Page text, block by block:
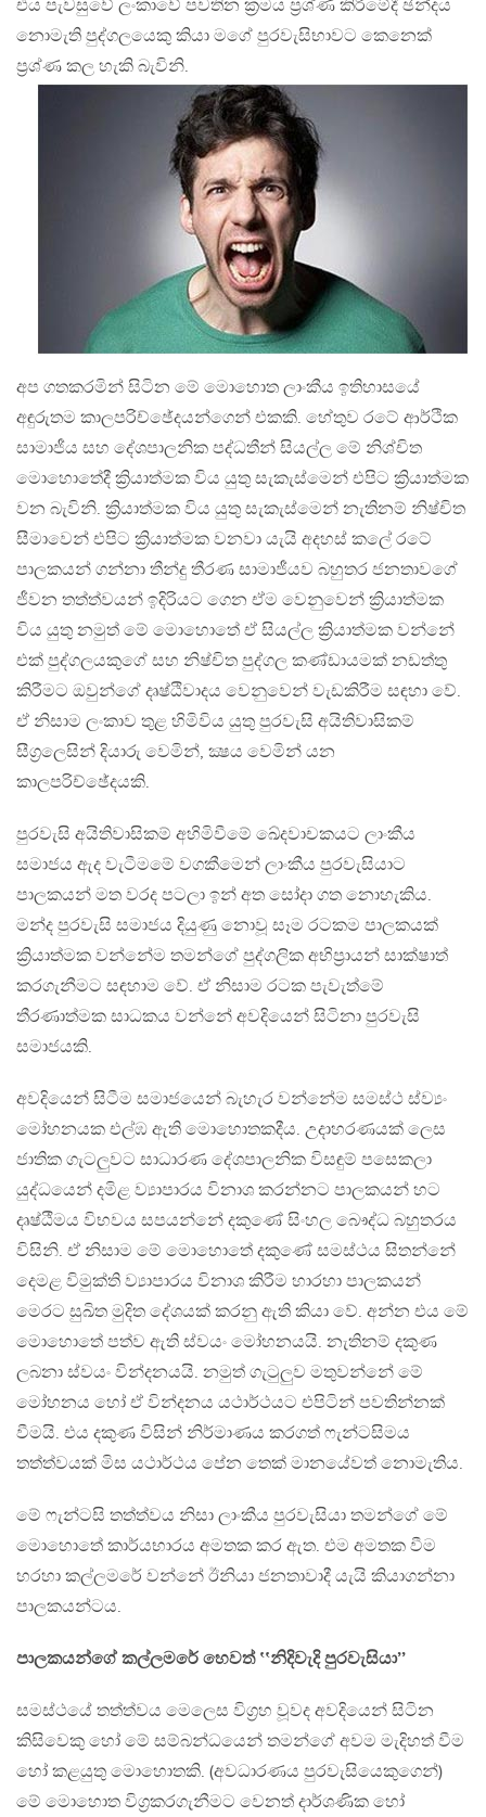
එය පැවසුවේ ලංකාවේ පවතින ක්‍රමය ප්‍රශ්ණ කිරීමේදී ඡන්දය
නොමැති පුද්ගලයෙකු කියා මගේ පුරවැසිභාවට කෙනෙක්
ප්‍රශ්ණ කල හැකි බැවිනි.
අප ගතකරමින් සිටින මේ මොහොත ලාංකීය ඉතිහාසයේ
අඳුරුතම කාලපරිච්ඡේදයන්ගෙන් එකකි. හේතුව රටේ ආර්ථික
සාමාජීය සහ දේශපාලනික පද්ධතීන් සියල්ල මේ නිශ්චිත
මොහොතේදී ක්‍රියාත්මක විය යුතු සැකැස්මෙන් එපිට ක්‍රියාත්මක
වන බැවිනි. ක්‍රියාත්මක විය යුතු සැකැස්මෙන් නැතිනම් නිෂ්චිත
සීමාවෙන් එපිට ක්‍රියාත්මක වනවා යැයි අදහස් කලේ රටේ
පාලකයන් ගන්නා තීන්දු තීරණ සාමාජීයව බහුතර ජනතාවගේ
ජීවන තත්ත්වයන් ඉදිරියට ගෙන ඒම වෙනුවෙන් ක්‍රියාත්මක
විය යුතු නමුත් මේ මොහොතේ ඒ සියල්ල ක්‍රියාත්මක වන්නේ
එක් පුද්ගලයකුගේ සහ නිෂ්චිත පුද්ගල කණ්ඩායමක් නඩත්තු
කිරීමට ඔවුන්ගේ දෘෂ්ඨිවාදය වෙනුවෙන් වැඩකිරීම සඳහා වේ.
ඒ නිසාම ලංකාව තුළ හිමිවිය යුතු පුරවැසි අයිතිවාසිකම්
සීග්‍රලෙසින් දියාරු වෙමින්, ක්‍ෂය වෙමින් යන
කාලපරිච්ඡේදයකි.
පුරවැසි අයිතිවාසිකම් අහිමිවීමේ ඛේදවාචකයට ලාංකීය
සමාජය ඇද වැටීමමේ වගකීමෙන් ලාංකීය පුරවැසියාට
පාලකයන් මත වරද පටලා ඉන් අත සෝදා ගත නොහැකිය.
මන්ද පුරවැසි සමාජය දියුණු නොවූ සෑම රටකම පාලකයක්
ක්‍රියාත්මක වන්නේම තමන්ගේ පුද්ගලික අභිප්‍රායන් සාක්ෂාත්
කරගැනීමට සඳහාම වේ. ඒ නිසාම රටක පැවැත්මේ
තීරණාත්මක සාධකය වන්නේ අවදියෙන් සිටිනා පුරවැසි
සමාජයකි.
අවදියෙන් සිටීම සමාජයෙන් බැහැර වන්නේම සමස්ථ ස්ව්‍යං
මෝහනයක එල්ඹ ඇති මොහොතකදීය. උදාහරණයක් ලෙස
ජාතික ගැටලුවට සාධාරණ දේශපාලනික විසඳුම් පසෙකලා
යුද්ධයෙන් දමිළ ව්‍යාපාරය විනාශ කරන්නට පාලකයන් හට
දෘෂ්ඨීමය විභවය සපයන්නේ දකුණේ සිංහල බෞද්ධ බහුතරය
විසිනි. ඒ නිසාම මේ මොහොතේ දකුණේ සමස්ථය සිතන්නේ
දෙමළ විමුක්ති ව්‍යාපාරය විනාශ කිරීම හාරහා පාලකයන්
මෙරට සුඛිත මුදිත දේශයක් කරනු ඇති කියා වේ. අන්න එය මේ
මොහොතේ පත්ව ඇති ස්වයං මෝහනයයි. නැතිනම් දකුණ
ලබනා ස්වයං වින්දනයයි. නමුත් ගැටුලුව මතුවන්නේ මේ
මෝහනය හෝ ඒ වින්දනය යථාර්ථයට එපිටින් පවතින්නක්
වීමයි. එය දකුණ විසින් නිර්මාණය කරගත් ෆැන්ටසිමය
තත්ත්වයක් මිස යථාර්ථය පේන තෙක් මානයේවත් නොමැතිය.
මේ ෆැන්ටසි තත්ත්වය නිසා ලාංකීය පුරවැසියා තමන්ගේ මේ
මොහොතේ කාර්යභාරය අමතක කර ඇත. එම අමතක වීම
හරහා කල්ලමරේ වන්නේ ඊනියා ජනතාවාදී යැයි කියාගන්නා
පාලකයන්ටය.
පාලකයන්ගේ කල්ලමරේ හෙවත් ‛‛නිදිවැදි පුරවැසියා’’
සමස්ථයේ තත්ත්වය මෙලෙස විග්‍රහ වූවද අවදියෙන් සිටින
කිසිවෙකු හෝ මේ සම්බන්ධයෙන් තමන්ගේ අවම මැදිහත් වීම
හෝ කළයුතු මොහොතකි. (අවධාරණය පුරවැසියෙකුගෙන්)
මේ මොහොත විග්‍රකරගැනීමට වෙනත් දාර්ශණික හෝ